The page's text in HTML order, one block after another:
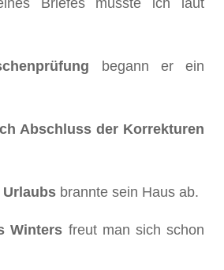
Briefes musste ich laut
begann er ein
Abschluss der Korrekturen
Urlaubs brannte sein Haus ab.
Winters freut man sich schon